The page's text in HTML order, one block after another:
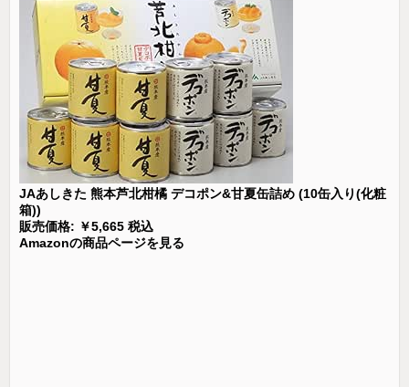
JAあしきた 熊本芦北柑橘 デコポン&甘夏缶詰め (10缶入り(化粧
箱))
販売価格: ￥5,665 税込
Amazonの商品ページを見る